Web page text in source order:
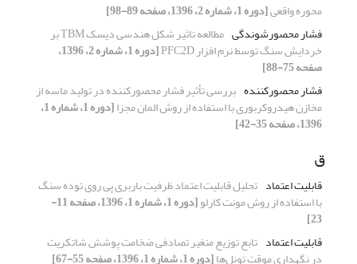
محوره واقعی[دوره 1، شماره 2، 1396، صفحه 89-98]
فشار محصورشوندگی
مطالعه تاثیر شکل هندسی دیسک TBM بر
خردایش سنگ توسط نرم افزار PFC2D [دوره 1، شماره 2، 1396،
صفحه 75-88]
فشار محصورکننده بررسی تأثیر فشار محصورکننده در تولید ماسه از
مخازن هیدروکربوری با استفاده از روش المان مجزا [دوره 1، شماره 1،
1396، صفحه 35-42]
ق
قابلیت اعتماد تحلیل قابلیت اعتماد ظرفیت باربری پی روی توده سنگ
با استفاده از روش مونت کارلو [دوره 1، شماره 1، 1396، صفحه 11-
23]
قابلیت اعتماد تابع توزیع متغیر تصادفی ضخامت پوشش شاتکریت
در نگهداری موقت تونل‌ها[دوره 1، شماره 1، 1396، صفحه 55-67]